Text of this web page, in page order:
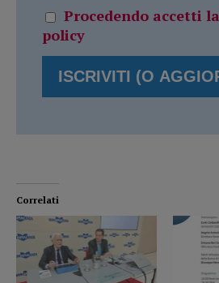
Procedendo accetti
policy
Correlati